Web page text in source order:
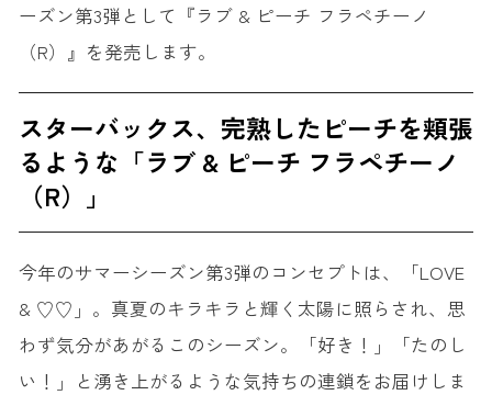
ーズン第3弾として『ラブ & ピーチ フラペチーノ
（R）』を発売します。
スターバックス、完熟したピーチを頬張
るような「ラブ & ピーチ フラペチーノ
（R）」
今年のサマーシーズン第3弾のコンセプトは、「LOVE
& ♡♡」。真夏のキラキラと輝く太陽に照らされ、思
わず気分があがるこのシーズン。「好き！」「たのし
い！」と湧き上がるような気持ちの連鎖をお届けしま